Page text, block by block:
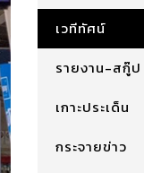
เวทีทัศน์
รายงาน-สกู๊ป
เกาะประเด็น
กระจายข่าว